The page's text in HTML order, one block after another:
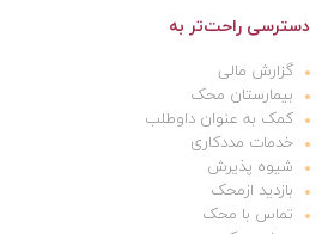
دسترسی راحت‌تر به
گزارش مالی
بیمارستان محک
کمک به عنوان داوطلب
خدمات مددکاری
شیوه پذیرش
بازدید ازمحک
تماس با محک